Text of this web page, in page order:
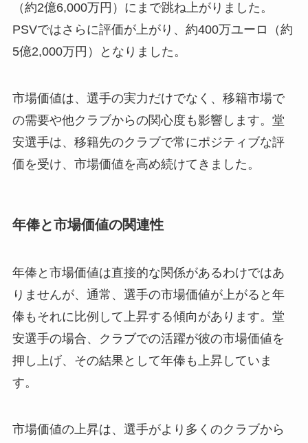
（約2億6,000万円）にまで跳ね上がりました。
PSVではさらに評価が上がり、約400万ユーロ（約
5億2,000万円）となりました。
市場価値は、選手の実力だけでなく、移籍市場で
の需要や他クラブからの関心度も影響します。堂
安選手は、移籍先のクラブで常にポジティブな評
価を受け、市場価値を高め続けてきました。
年俸と市場価値の関連性
年俸と市場価値は直接的な関係があるわけではあ
りませんが、通常、選手の市場価値が上がると年
俸もそれに比例して上昇する傾向があります。堂
安選手の場合、クラブでの活躍が彼の市場価値を
押し上げ、その結果として年俸も上昇していま
す。
市場価値の上昇は、選手がより多くのクラブから